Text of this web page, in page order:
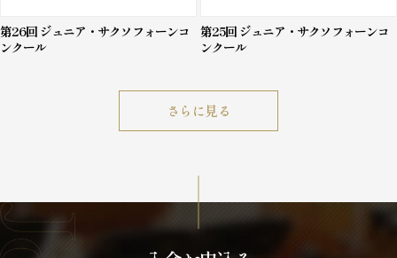
第26回 ジュニア・サクソフォーンコ
ンクール
第25回 ジュニア・サクソフォーンコ
ンクール
さらに見る